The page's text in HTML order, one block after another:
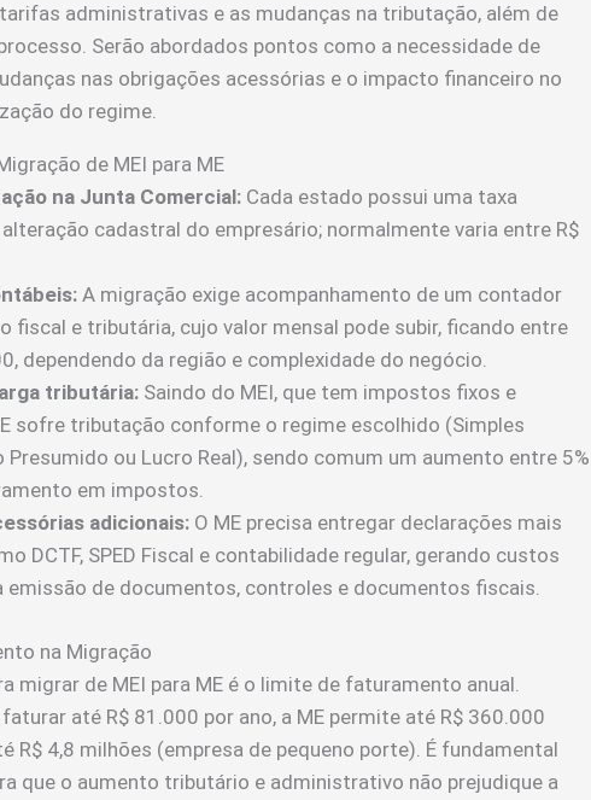
administrativas e as mudanças na tributação, além de
Serão abordados pontos como a necessidade de
nas obrigações acessórias e o impacto financeiro no
do regime.
de MEI para ME
na Junta Comercial: Cada estado possui uma taxa
cadastral do empresário; normalmente varia entre R$
A migração exige acompanhamento de um contador
fiscal e tributária, cujo valor mensal pode subir, ficando entre
dependendo da região e complexidade do negócio.
tributária: Saindo do MEI, que tem impostos fixos e
sofre tributação conforme o regime escolhido (Simples
Presumido ou Lucro Real), sendo comum um aumento entre 5%
em impostos.
adicionais: O ME precisa entregar declarações mais
DCTF, SPED Fiscal e contabilidade regular, gerando custos
emissão de documentos, controles e documentos fiscais.
na Migração
migrar de MEI para ME é o limite de faturamento anual.
até R$ 81.000 por ano, a ME permite até R$ 360.000
R$ 4,8 milhões (empresa de pequeno porte). É fundamental
que o aumento tributário e administrativo não prejudique a